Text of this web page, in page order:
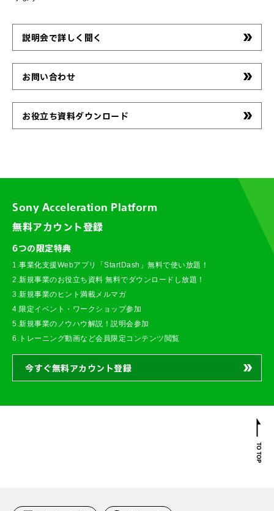
説明会で詳しく聞く
お問い合わせ
お役立ち資料ダウンロード
Sony Acceleration Platform
無料アカウント登録
6つの限定特典
1.事業化支援Webアプリ「StartDash」無料で使い放題！
2.新規事業のお役立ち資料 無料でダウンロードし放題！
3.新規事業のヒント満載メルマガ
4.限定イベント・ワークショップ参加
5.新規事業のノウハウ解説！説明会参加
6.トレーニング動画など会員限定コンテンツ閲覧
今すぐ無料アカウント登録